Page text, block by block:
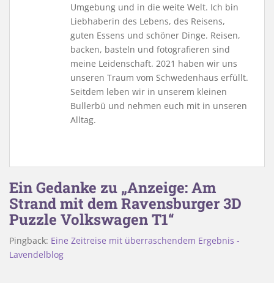
Umgebung und in die weite Welt. Ich bin
Liebhaberin des Lebens, des Reisens,
guten Essens und schöner Dinge. Reisen,
backen, basteln und fotografieren sind
meine Leidenschaft. 2021 haben wir uns
unseren Traum vom Schwedenhaus erfüllt.
Seitdem leben wir in unserem kleinen
Bullerbü und nehmen euch mit in unseren
Alltag.
Ein Gedanke zu „Anzeige: Am
Strand mit dem Ravensburger 3D
Puzzle Volkswagen T1“
Pingback: Eine Zeitreise mit überraschendem Ergebnis -
Lavendelblog